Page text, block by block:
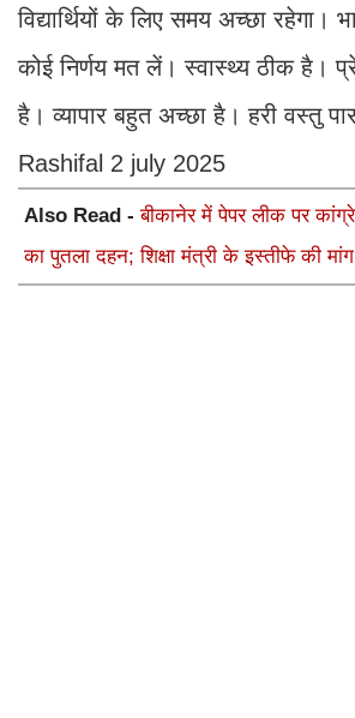
विद्यार्थियों के लिए समय अच्छा
कोई निर्णय मत लें। स्वास्थ्य ठीक है।
है। व्यापार बहुत अच्छा है। हरी वस्तु
Rashifal 2 july 2025
Also Read -बीकानेर में पेपर लीक पर
का पुतला दहन; शिक्षा मंत्री के इस्तीफे की मांग